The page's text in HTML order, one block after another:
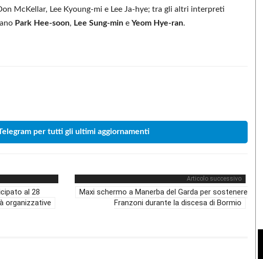
McKellar, Lee Kyoung‑mi e Lee Ja‑hye; tra gli altri interpreti
Park Hee‑soon, Lee Sung‑min e Yeom Hye‑ran.
per tutti gli ultimi aggiornamenti
al 28
organizzative
Articolo successivo
Maxi schermo a Manerba del Garda per sostenere
Franzoni durante la discesa di Bormio